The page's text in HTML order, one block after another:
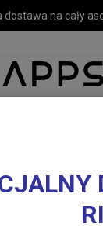
dostawa na cały
LUSTRA I
Zestaw garnków